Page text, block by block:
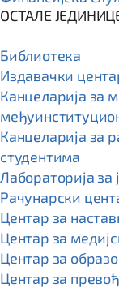
ОСТАЛЕ
Библиотека
Издавачки
Канцеларија за
Канцеларија за
студентима
Лабораторија за
Рачунарски
Центар за
Центар за
Центар за
Центар за